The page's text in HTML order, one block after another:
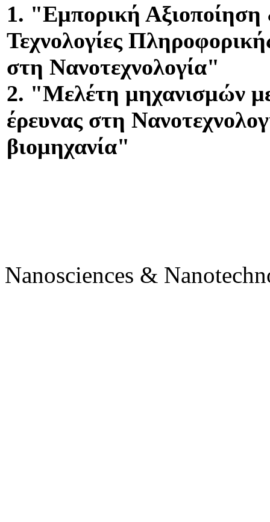
1. "Εμπορική Αξιοποίηση
Τεχνολογίες
στη Νανοτεχνολογία"
2. "Μελέτη μηχανισμών
έρευνας στη
βιομηχανία"
Nanosciences &